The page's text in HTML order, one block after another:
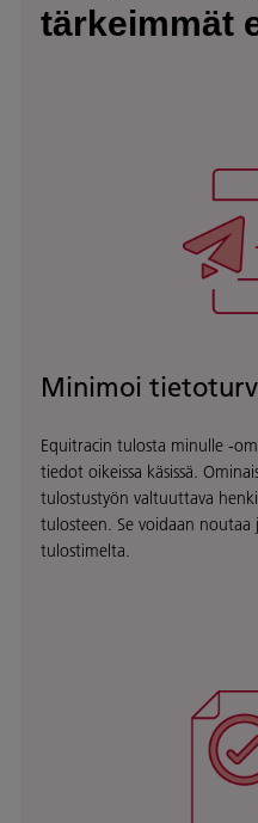
tärkeimmät
Minimoi
Equitracin tulosta minulle -
tiedot oikeissa käsissä.
tulostustyön valtuuttava
tulosteen. Se voidaan noutaa
tulostimelta.